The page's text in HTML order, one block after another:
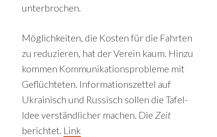
unterbrochen.
Möglichkeiten, die Kosten für die Fahrten
zu reduzieren, hat der Verein kaum. Hinzu
kommen Kommunikationsprobleme mit
Geflüchteten. Informationszettel auf
Ukrainisch und Russisch sollen die Tafel-
Idee verständlicher machen. Die Zeit
berichtet. Link